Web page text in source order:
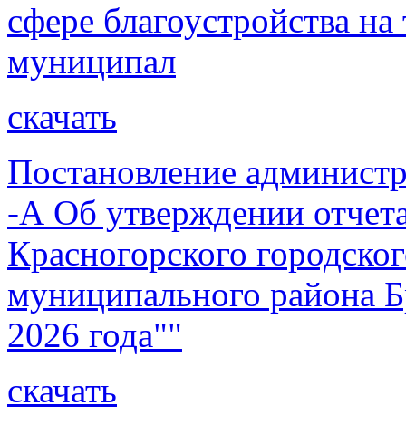
сфере благоустройства
муниципал
скачать
Постановление
-А Об утверждении
Красногорского
муниципального района
2026 года""
скачать